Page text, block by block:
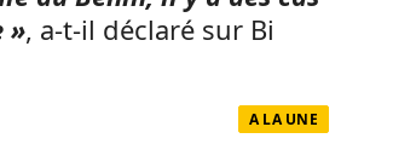
», a-t-il déclaré sur Bi
A LA UNE